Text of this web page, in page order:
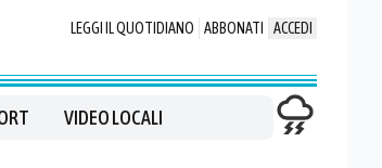
LEGGI IL QUOTIDIANO ABBONATI ACCEDI
VIDEO LOCALI